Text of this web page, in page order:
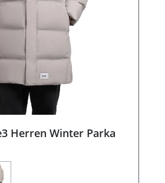
Herren Winter Parka
zurzeit nicht verfügbar.)
Option ist zurzeit nicht verfügbar.)